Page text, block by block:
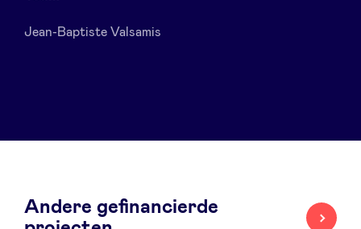
nl fr
Jean-Baptiste Valsamis
Andere gefinancierde